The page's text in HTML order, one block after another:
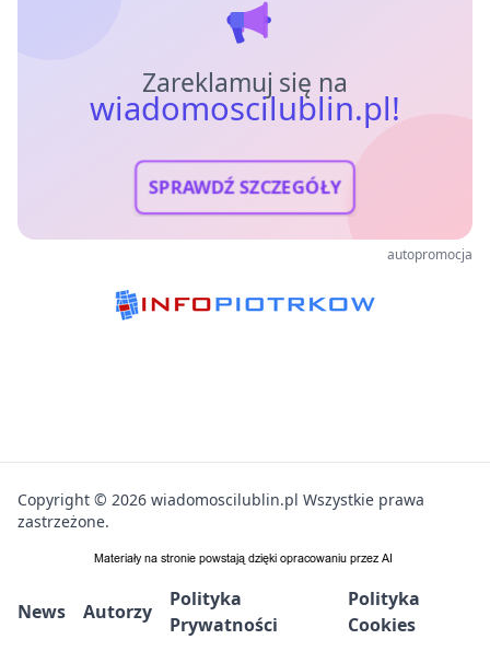
Zareklamuj się na
wiadomoscilublin.pl!
SPRAWDŹ SZCZEGÓŁY
autopromocja
Copyright © 2026 wiadomoscilublin.pl Wszystkie prawa
zastrzeżone.
News Autorzy
Polityka
Prywatności
Polityka
Cookies